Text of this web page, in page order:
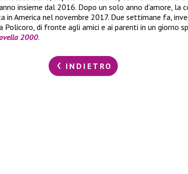
insieme dal 2016. Dopo un solo anno d’amore, la
in America nel novembre 2017. Due settimane fa,
di fronte agli amici e ai parenti in un giorno
2000.
INDIETRO